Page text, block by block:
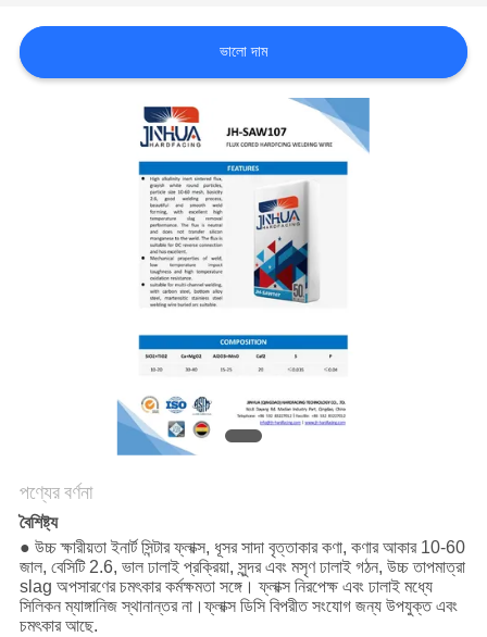
সাথে
যোগাযোগ
PRIVACY
POLICY
ভালো দাম
পণ্যের বর্ণনা
বৈশিষ্ট্য
● উচ্চ ক্ষারীয়তা ইনার্ট সিন্টার ফ্লাক্স, ধূসর সাদা বৃত্তাকার কণা, কণার আকার 10-60
জাল, বেসিটি 2.6, ভাল ঢালাই প্রক্রিয়া, সুন্দর এবং মসৃণ ঢালাই গঠন, উচ্চ তাপমাত্রা
slag অপসারণের চমৎকার কর্মক্ষমতা সঙ্গে। ফ্লাক্স নিরপেক্ষ এবং ঢালাই মধ্যে
সিলিকন ম্যাঙ্গানিজ স্থানান্তর না।ফ্লাক্স ডিসি বিপরীত সংযোগ জন্য উপযুক্ত এবং
চমৎকার আছে.